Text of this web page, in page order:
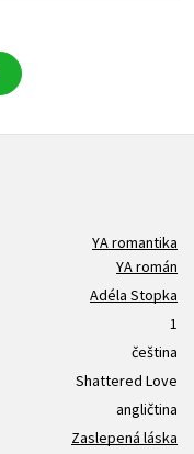
YA romantika
YA román
Adéla Stopka
1
čeština
Shattered Love
angličtina
Zaslepená láska